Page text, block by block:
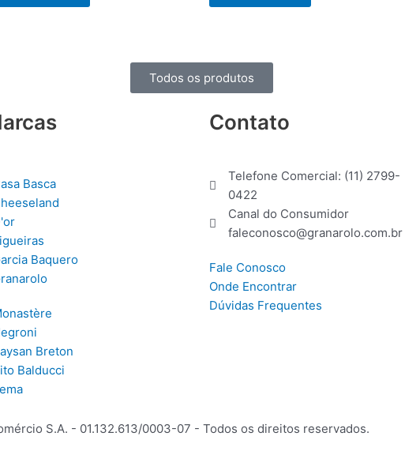
Todos os produtos
Basca
Baquero
Breton
Balducci
Contato
Telefone Comercial: (11) 2799-
0422
Canal do Consumidor
faleconosco@granarolo.com.br
Fale Conosco
Onde Encontrar
Dúvidas Frequentes
S.A. - 01.132.613/0003-07 - Todos os direitos reservados.